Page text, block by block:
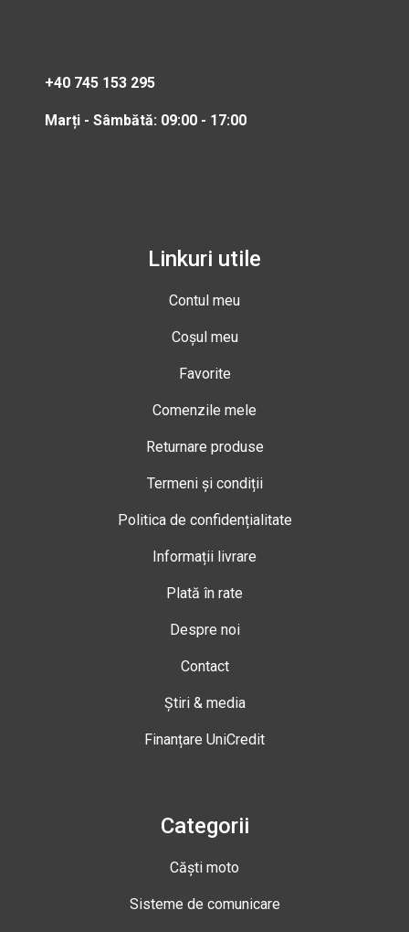
+40 745 153 295
Marți - Sâmbătă: 09:00 - 17:00
Linkuri utile
Contul meu
Coșul meu
Favorite
Comenzile mele
Returnare produse
Termeni și condiții
Politica de confidențialitate
Informații livrare
Plată în rate
Despre noi
Contact
Știri & media
Finanțare UniCredit
Categorii
Căști moto
Sisteme de comunicare